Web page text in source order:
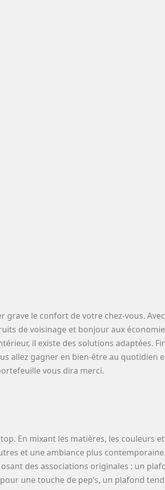
grave le confort de votre chez-vous.
de voisinage et bonjour aux
il existe des solutions adaptées.
allez gagner en bien-être au quotidien
vous dira merci.
En mixant les matières, les couleurs
et une ambiance plus
des associations originales : un
une touche de pep’s, un plafond